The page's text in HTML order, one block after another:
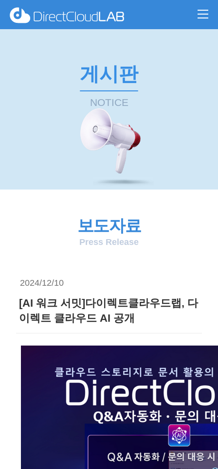
게시판
NOTICE
보도자료
Press Release
2024/12/10
[AI 워크 서밋]다이렉트클라우드랩, 다
이렉트 클라우드 AI 공개